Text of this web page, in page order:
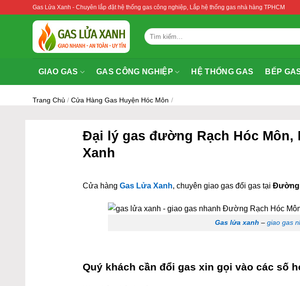
Gas Lửa Xanh - Chuyên lắp đặt hệ thống gas công nghiệp, Lắp hệ thống gas nhà hàng TPHCM
Tìm
kiếm:
GIAO GAS GAS CÔNG NGHIỆP HỆ THỐNG GAS BẾP
Trang Chủ / Cửa Hàng Gas Huyện Hóc Môn /
Đại lý gas đường Rạch Hóc Môn,
Xanh
Cửa hàngGas Lửa Xanh, chuyên giao gas đổi gas tạiĐường
Gas lửa xanh – giao gas
Quý khách cần đổi gas xin gọi vào các số